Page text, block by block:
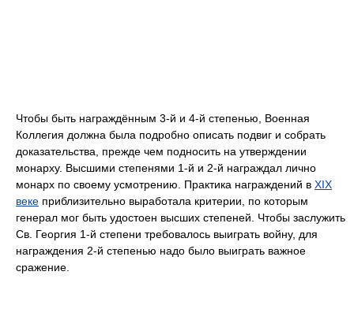
Чтобы быть награждённым 3-й и 4-й степенью, Военная
Коллегия должна была подробно описать подвиг и собрать
доказательства, прежде чем подносить на утверждении
монарху. Высшими степенями 1-й и 2-й награждал лично
монарх по своему усмотрению. Практика награждений в XIX
веке приблизительно выработала критерии, по которым
генерал мог быть удостоен высших степеней. Чтобы заслужить
Св. Георгия 1-й степени требовалось выиграть войну, для
награждения 2-й степенью надо было выиграть важное
сражение.